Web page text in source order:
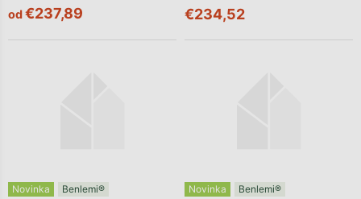
od€237,89 €234,52
Novinka Benlemi® Novinka Benlemi®